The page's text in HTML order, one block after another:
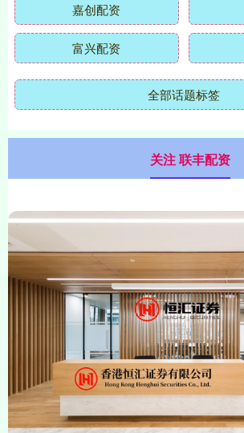
嘉创配资
富兴配资
全部话题标签
关注 联丰配资